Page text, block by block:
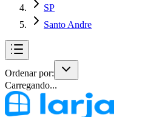
SP
Santo Andre
Ordenar por:
Carregando...